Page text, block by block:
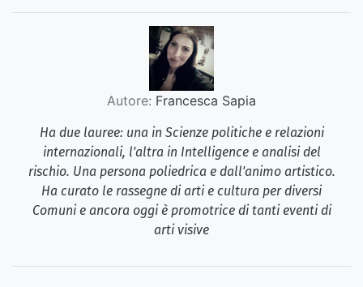
Autore: Francesca Sapia
Ha due lauree: una in Scienze politiche e relazioni
internazionali, l'altra in Intelligence e analisi del
rischio. Una persona poliedrica e dall'animo artistico.
Ha curato le rassegne di arti e cultura per diversi
Comuni e ancora oggi è promotrice di tanti eventi di
arti visive